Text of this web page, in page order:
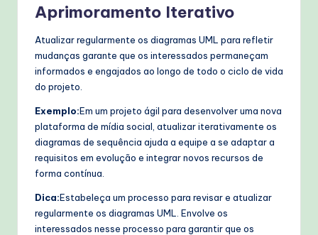
Aprimoramento Iterativo
Atualizar regularmente os diagramas UML para refletir
mudanças garante que os interessados permaneçam
informados e engajados ao longo de todo o ciclo de vida
do projeto.
Exemplo:Em um projeto ágil para desenvolver uma nova
plataforma de mídia social, atualizar iterativamente os
diagramas de sequência ajuda a equipe a se adaptar a
requisitos em evolução e integrar novos recursos de
forma contínua.
Dica:Estabeleça um processo para revisar e atualizar
regularmente os diagramas UML. Envolve os
interessados nesse processo para garantir que os